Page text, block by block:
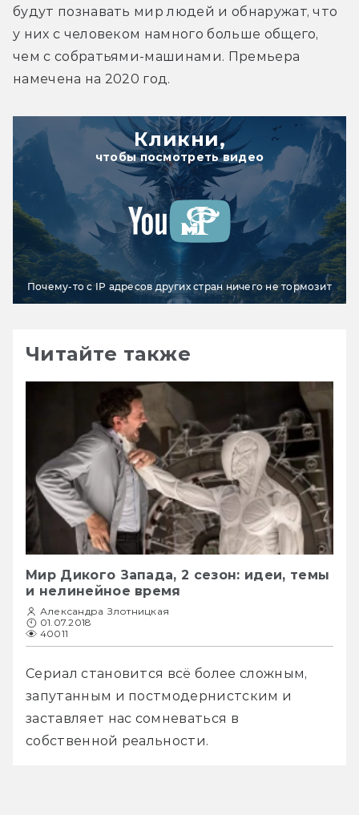
будут познавать мир людей и обнаружат, что
у них с человеком намного больше общего,
чем с собратьями-машинами. Премьера
намечена на 2020 год.
Кликни,
чтобы посмотреть видео
Почему-то с IP адресов других стран ничего не тормозит
Читайте также
Мир Дикого Запада, 2 сезон: идеи, темы
и нелинейное время
Александра Злотницкая
01.07.2018
40011
Сериал становится всё более сложным,
запутанным и постмодернистским и
заставляет нас сомневаться в
собственной реальности.